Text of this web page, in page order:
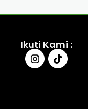
Ikuti Kami :